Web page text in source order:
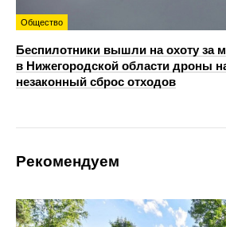
Общество
Беспилотники вышли на охоту за
в Нижегородской области дроны
незаконный сброс отходов
Рекомендуем